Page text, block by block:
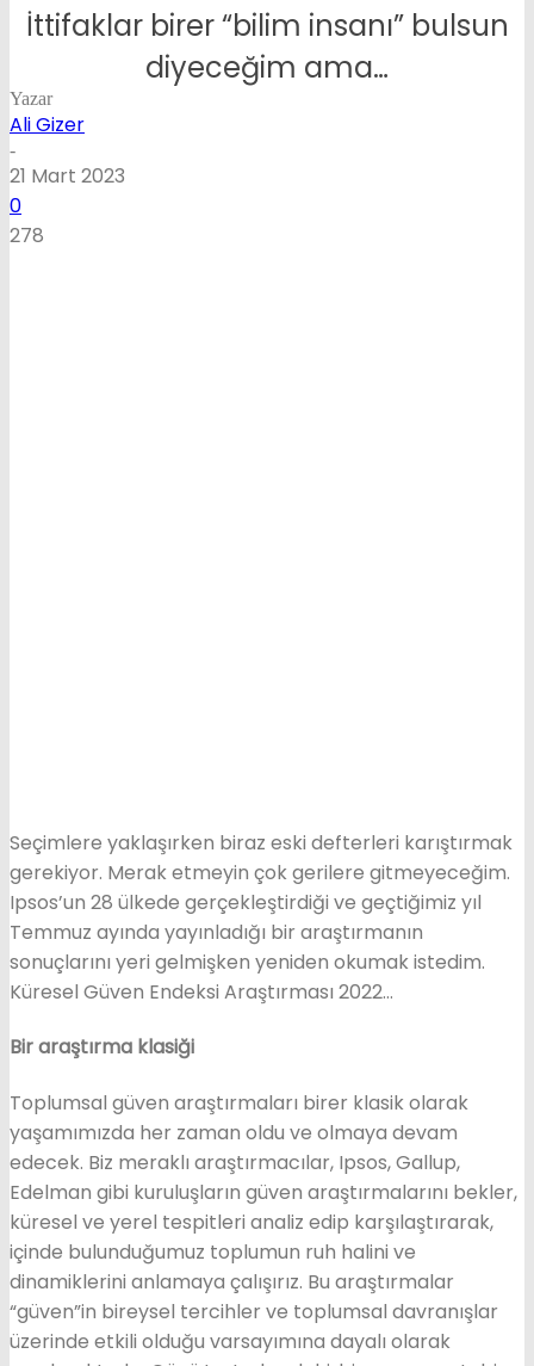
İttifaklar birer “bilim insanı” bulsun
diyeceğim ama…
Yazar
Ali Gizer
-
21 Mart 2023
0
278
Seçimlere yaklaşırken biraz eski defterleri karıştırmak
gerekiyor. Merak etmeyin çok gerilere gitmeyeceğim.
Ipsos’un 28 ülkede gerçekleştirdiği ve geçtiğimiz yıl
Temmuz ayında yayınladığı bir araştırmanın
sonuçlarını yeri gelmişken yeniden okumak istedim.
Küresel Güven Endeksi Araştırması 2022…
Bir araştırma klasiği
Toplumsal güven araştırmaları birer klasik olarak
yaşamımızda her zaman oldu ve olmaya devam
edecek. Biz meraklı araştırmacılar, Ipsos, Gallup,
Edelman gibi kuruluşların güven araştırmalarını bekler,
küresel ve yerel tespitleri analiz edip karşılaştırarak,
içinde bulunduğumuz toplumun ruh halini ve
dinamiklerini anlamaya çalışırız. Bu araştırmalar
“güven”in bireysel tercihler ve toplumsal davranışlar
üzerinde etkili olduğu varsayımına dayalı olarak